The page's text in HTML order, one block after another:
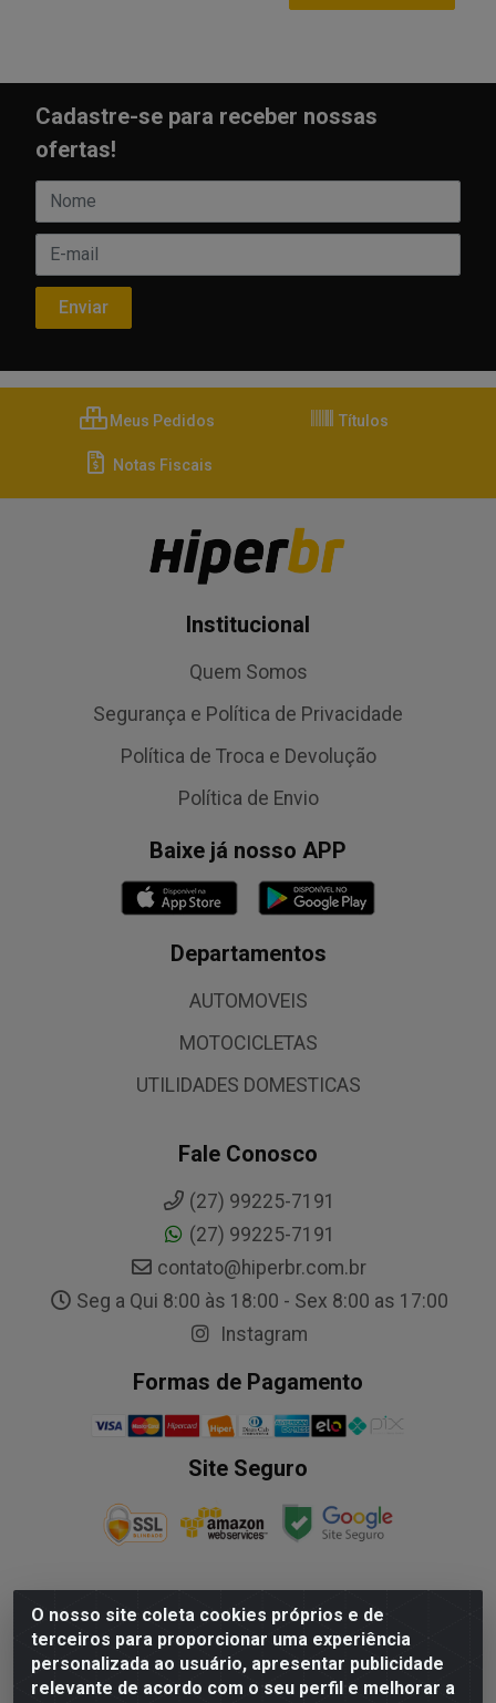
O nosso site coleta cookies próprios e de
terceiros para proporcionar uma experiência
personalizada ao usuário, apresentar publicidade
relevante de acordo com o seu perfil e melhorar a
Cadastre-se para receber nossas
ofertas!
Meus Pedidos Títulos
Notas Fiscais
Institucional
Quem Somos
Segurança e Política de Privacidade
Política de Troca e Devolução
Política de Envio
Baixe já nosso APP
Departamentos
AUTOMOVEIS
MOTOCICLETAS
UTILIDADES DOMESTICAS
Fale Conosco
(27) 99225-7191
(27) 99225-7191
contato@hiperbr.com.br
Seg a Qui 8:00 às 18:00 - Sex 8:00 as 17:00
Instagram
Formas de Pagamento
Site Seguro
NALESSO DISTRIBUIDORA DE AUTO PECAS LTDA - Rua
Paulo Afonso, nº10 Galpão 03 SL 1 - Alecrim - Vila
Velha/ES - CEP 29.118-033 - CNPJ: 29.722.419/0003-09